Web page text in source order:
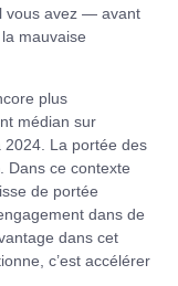
vous avez — avant
mauvaise
plus
médian sur
2024. La portée des
Dans ce contexte
de portée
dans de
dans cet
c’est accélérer